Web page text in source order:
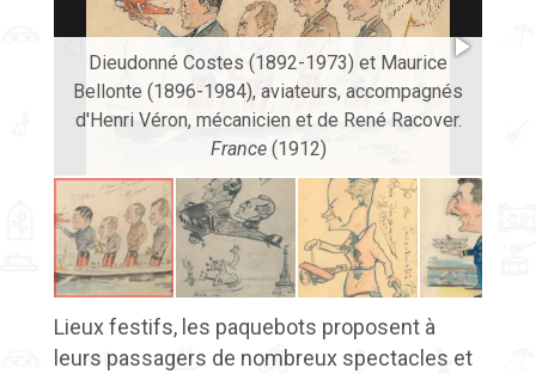
Dieudonné Costes (1892-1973) et Maurice
Bellonte (1896-1984), aviateurs, accompagnés
d'Henri Véron, mécanicien et de René Racover.
France(1912)
Lieux festifs, les paquebots proposent à
leurs passagers de nombreux spectacles et